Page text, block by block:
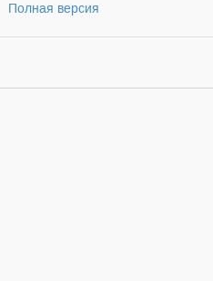
Полная версия